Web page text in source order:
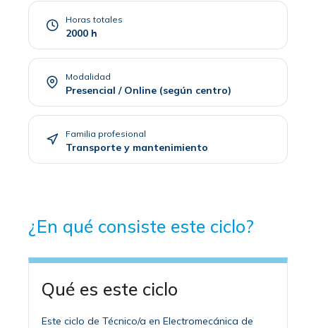
Horas totales
2000 h
Modalidad
Presencial / Online (según centro)
Familia profesional
Transporte y mantenimiento
¿En qué consiste este ciclo?
Qué es este ciclo
Este ciclo de Técnico/a en Electromecánica de